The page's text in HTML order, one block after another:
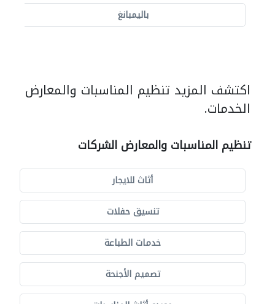
باليمبانغ
اكتشف المزيد تنظيم المناسبات والمعارض
الخدمات.
تنظيم المناسبات والمعارض الشركات
أثاث للايجار
تنسيق حفلات
خدمات الطباعة
تصميم الأجنحة